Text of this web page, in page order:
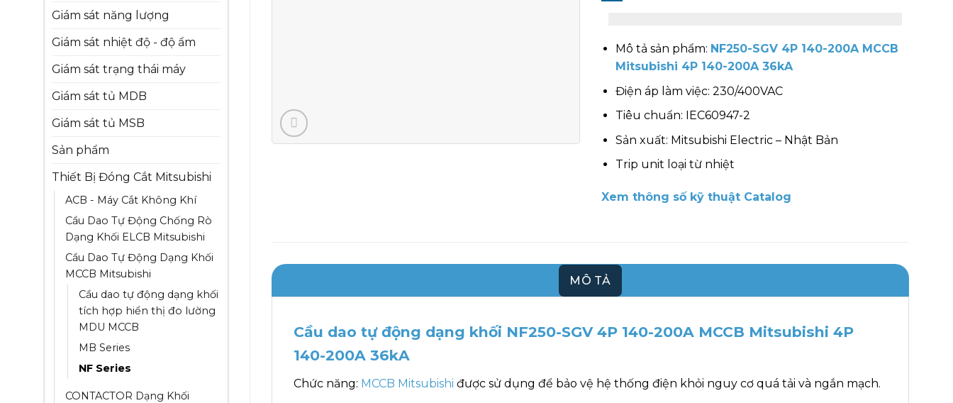
Giám sát năng lượng
Giám sát nhiệt độ - độ ẩm
Giám sát trạng thái máy
Giám sát tủ MDB
Giám sát tủ MSB
Sản phẩm
Thiết Bị Đóng Cắt Mitsubishi
ACB - Máy Cắt Không Khí
Cầu Dao Tự Động Chống Rò
Dạng Khối ELCB Mitsubishi
Cầu Dao Tự Động Dạng Khối
MCCB Mitsubishi
Cầu dao tự động dạng khối
tích hợp hiển thị đo lường
MDU MCCB
MB Series
NF Series
CONTACTOR Dạng Khối
Mô tả sản phẩm: NF250-SGV 4P 140-200A MCCB
Mitsubishi 4P 140-200A 36kA
Điện áp làm việc: 230/400VAC
Tiêu chuẩn: IEC60947-2
Sản xuất: Mitsubishi Electric – Nhật Bản
Trip unit loại từ nhiệt
Xem thông số kỹ thuật Catalog
MÔ TẢ
Cầu dao tự động dạng khối NF250-SGV 4P 140-200A MCCB Mitsubishi 4P
140-200A 36kA
Chức năng: MCCB Mitsubishi được sử dụng để bảo vệ hệ thống điện khỏi nguy cơ quá tải và ngắn mạch.